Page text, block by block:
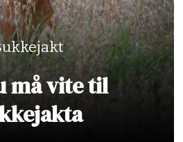
må vite til